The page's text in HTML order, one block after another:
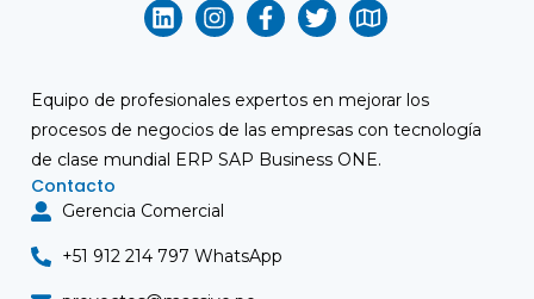
Equipo de profesionales expertos en mejorar los
procesos de negocios de las empresas con tecnología
de clase mundial ERP SAP Business ONE.
Contacto
Gerencia Comercial
+51 912 214 797 WhatsApp